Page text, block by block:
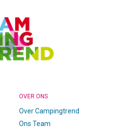
OVER ONS
Over Campingtrend
Ons Team